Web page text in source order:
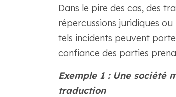
Dans le pire des cas, des
répercussions juridiques
tels incidents peuvent
confiance des parties
Exemple 1 : Une société
traduction